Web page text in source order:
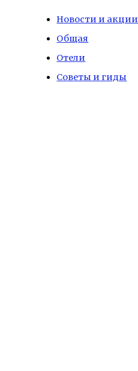
Новости и акции
Общая
Отели
Советы и гиды